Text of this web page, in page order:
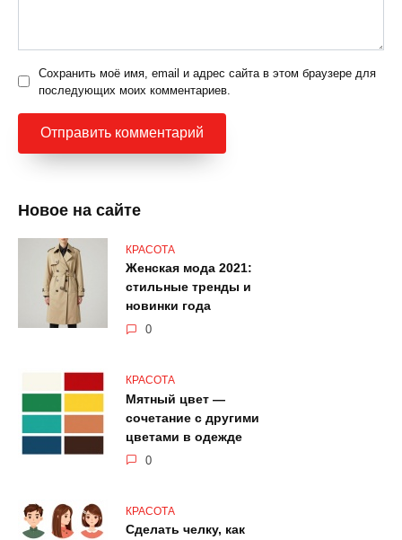
Сохранить моё имя, email и адрес сайта в этом браузере для
последующих моих комментариев.
Новое на сайте
КРАСОТА
Женская мода 2021:
стильные тренды и
новинки года
0
КРАСОТА
Мятный цвет —
сочетание с другими
цветами в одежде
0
КРАСОТА
Сделать челку, как